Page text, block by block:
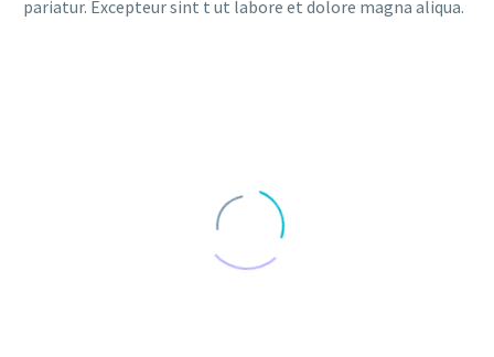
pariatur. Excepteur sint t ut labore et dolore magna aliqua.